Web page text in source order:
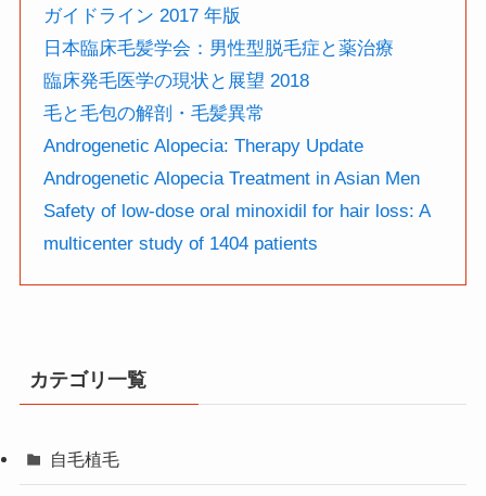
ガイドライン 2017 年版
日本臨床毛髪学会：男性型脱毛症と薬治療
臨床発毛医学の現状と展望 2018
毛と毛包の解剖・毛髪異常
Androgenetic Alopecia: Therapy Update
Androgenetic Alopecia Treatment in Asian Men
Safety of low-dose oral minoxidil for hair loss: A
multicenter study of 1404 patients
カテゴリ一覧
自毛植毛